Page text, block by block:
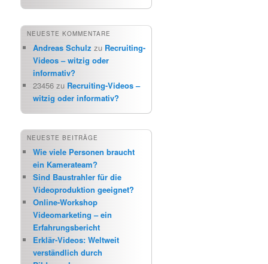
NEUESTE KOMMENTARE
Andreas Schulz zu Recruiting-
Videos – witzig oder
informativ?
23456 zu Recruiting-Videos –
witzig oder informativ?
NEUESTE BEITRÄGE
Wie viele Personen braucht
ein Kamerateam?
Sind Baustrahler für die
Videoproduktion geeignet?
Online-Workshop
Videomarketing – ein
Erfahrungsbericht
Erklär-Videos: Weltweit
verständlich durch